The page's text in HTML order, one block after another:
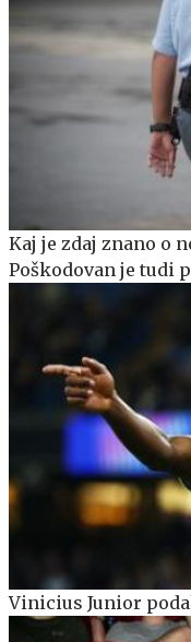
Kaj je zdaj znano o
Poškodovan je tudi
Vinicius Junior